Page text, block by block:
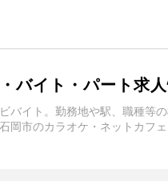
バイト・パート求
バイト。勤務地や駅、職種等
岡市のカラオケ・ネットカフ